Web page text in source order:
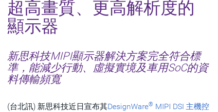
超高畫質、更高解析度的
顯示器
新思科技MIPI顯示器解決方案完全符合標
準，能減少行動、虛擬實境及車用SoC的資
料傳輸頻寬
(台北訊) 新思科技近日宣布其DesignWare® MIPI DSI 主機控